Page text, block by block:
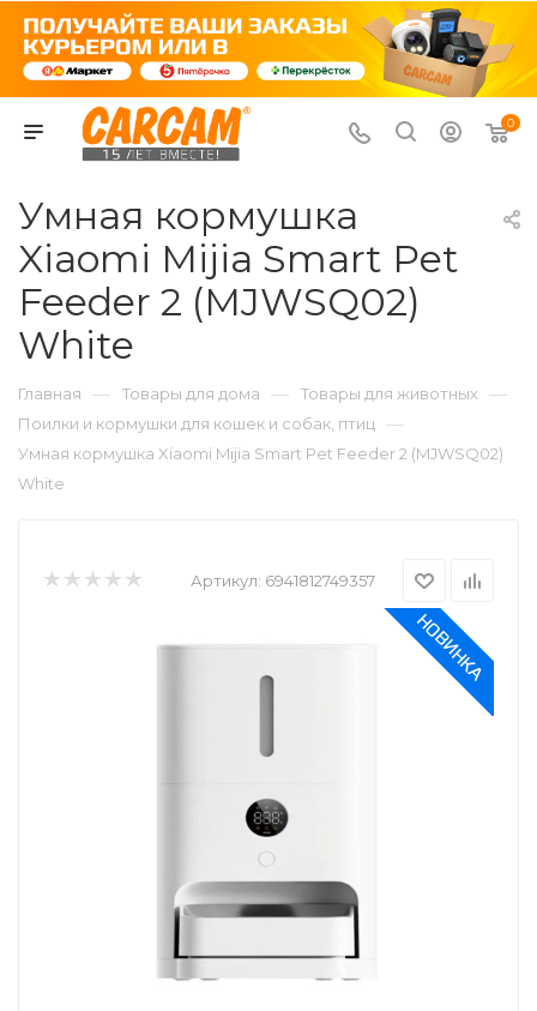
0
Умная кормушка
Xiaomi Mijia Smart Pet
Feeder 2 (MJWSQ02)
White
Главная — Товары для дома — Товары для животных —
Поилки и кормушки для кошек и собак, птиц —
Умная кормушка Xiaomi Mijia Smart Pet Feeder 2 (MJWSQ02)
White
Артикул: 6941812749357